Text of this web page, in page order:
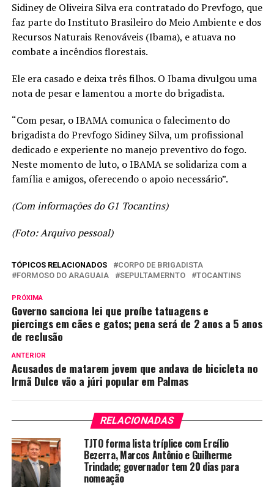
Sidiney de Oliveira Silva era contratado do Prevfogo, que
faz parte do Instituto Brasileiro do Meio Ambiente e dos
Recursos Naturais Renováveis (Ibama), e atuava no
combate a incêndios florestais.
Ele era casado e deixa três filhos. O Ibama divulgou uma
nota de pesar e lamentou a morte do brigadista.
“Com pesar, o IBAMA comunica o falecimento do
brigadista do Prevfogo Sidiney Silva, um profissional
dedicado e experiente no manejo preventivo do fogo.
Neste momento de luto, o IBAMA se solidariza com a
família e amigos, oferecendo o apoio necessário”.
(Com informações do G1 Tocantins)
(Foto: Arquivo pessoal)
TÓPICOS RELACIONADOS
CORPO DE BRIGADISTA
FORMOSO DO ARAGUAIA
SEPULTAMERNTO TOCANTINS
PRÓXIMA
Governo sanciona lei que proíbe tatuagens e
piercings em cães e gatos; pena será de 2 anos a 5 anos
de reclusão
ANTERIOR
Acusados de matarem jovem que andava de bicicleta no
Irmã Dulce vão a júri popular em Palmas
RELACIONADAS
TJTO forma lista tríplice com Ercílio
Bezerra, Marcos Antônio e Guilherme
Trindade; governador tem 20 dias para
nomeação